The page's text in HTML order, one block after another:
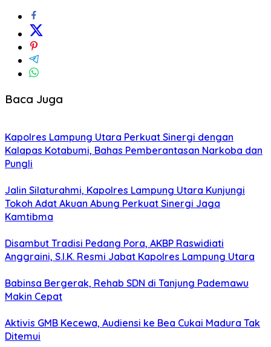
Baca Juga
Kapolres Lampung Utara Perkuat Sinergi dengan
Kalapas Kotabumi, Bahas Pemberantasan Narkoba dan
Pungli
Jalin Silaturahmi, Kapolres Lampung Utara Kunjungi
Tokoh Adat Akuan Abung Perkuat Sinergi Jaga
Kamtibma
Disambut Tradisi Pedang Pora, AKBP Raswidiati
Anggraini, S.I.K. Resmi Jabat Kapolres Lampung Utara
Babinsa Bergerak, Rehab SDN di Tanjung Pademawu
Makin Cepat
Aktivis GMB Kecewa, Audiensi ke Bea Cukai Madura Tak
Ditemui